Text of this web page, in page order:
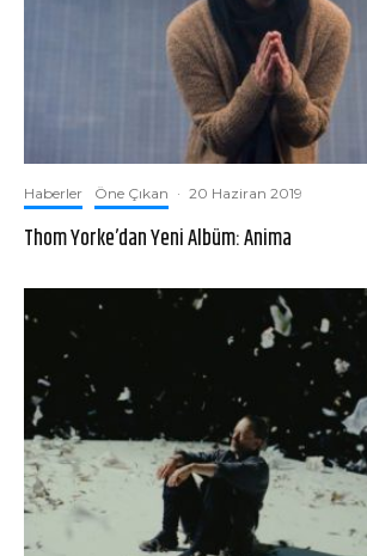
Haberler Öne Çıkan · 20 Haziran 2019
Thom Yorke’dan Yeni Albüm: Anima